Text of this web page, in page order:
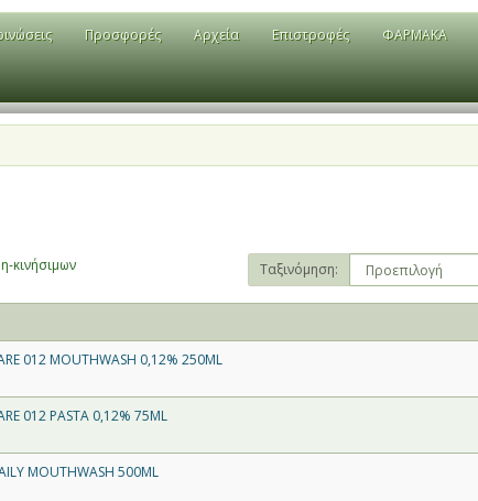
Προσφορές Αρχεία Επιστροφές ΦΑΡΜΑΚΑ
κινήσιμων Ταξινόμηση:
012 MOUTHWASH 0,12% 250ML
012 PASTA 0,12% 75ML
MOUTHWASH 500ML